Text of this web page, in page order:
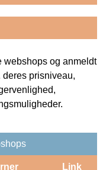
og anmeldt
deres prisniveau,
Link